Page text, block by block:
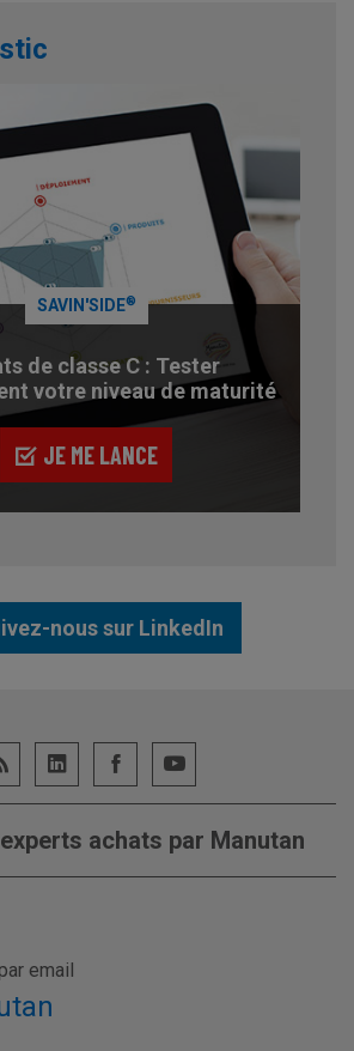
SAVIN'SIDE®
de classe C : Tester
votre niveau de maturité
JE ME LANCE
nous sur LinkedIn
achats par Manutan
email